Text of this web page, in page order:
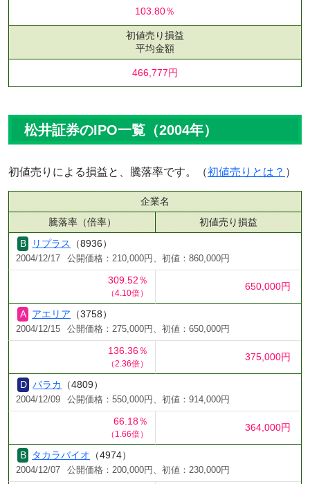
103.80％
初値売り損益
平均金額
466,777円
松井証券のIPO一覧（2004年）
初値売りによる損益と、騰落率です。（初値売りとは？ ）
企業名
騰落率（倍率）
初値売り損益
リプラス
（8936）
2004/12/17 公開価格：210,000円、初値：860,000円
309.52％
（4.10倍）
650,000円
アエリア （3758）
2004/12/15 公開価格：275,000円、初値：650,000円
136.36％
（2.36倍）
375,000円
パラカ （4809）
2004/12/09 公開価格：550,000円、初値：914,000円
66.18％
（1.66倍）
364,000円
タカラバイオ （4974）
2004/12/07 公開価格：200,000円、初値：230,000円